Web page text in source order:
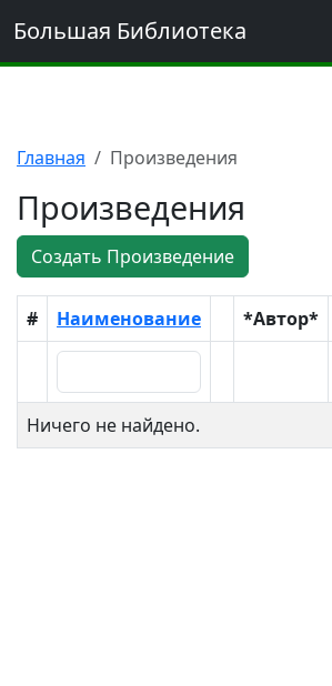
Большая Библиотека
Главная Произведения
Произведения
Создать Произведение
# Наименование *Автор*
Ничего не найдено.